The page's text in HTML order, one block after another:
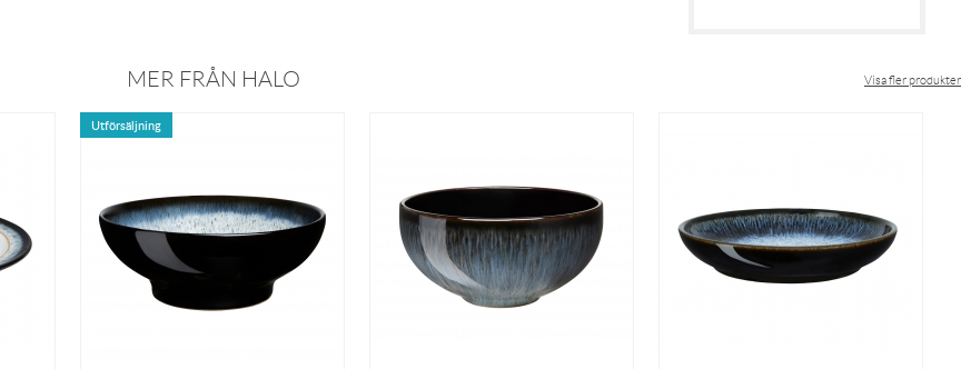
Visa fler produkter
MER FRÅN HALO
Utförsäljning